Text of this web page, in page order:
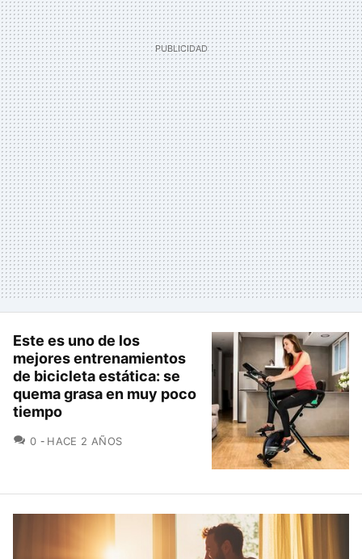
Este es uno de los
mejores entrenamientos
de bicicleta estática: se
quema grasa en muy poco
tiempo
0 COMENTARIOS
HACE 2 AÑOS